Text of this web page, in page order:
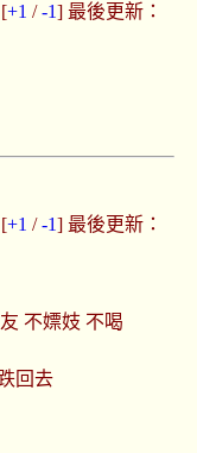
+1 /-1] 最後更新：
+1 /-1] 最後更新：
不嫖妓 不喝
回去